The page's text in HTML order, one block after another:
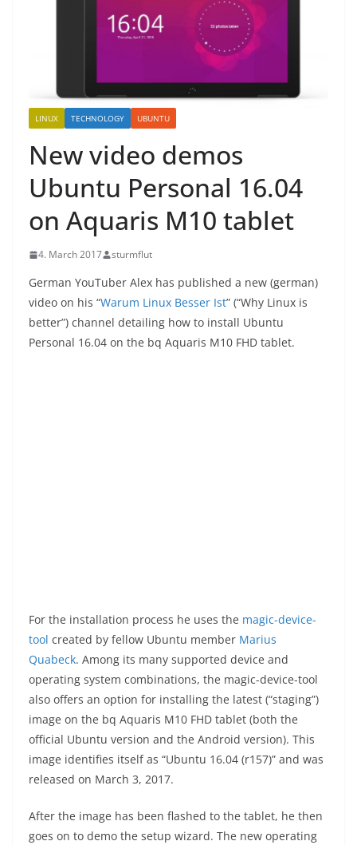
LINUX TECHNOLOGY UBUNTU
New video demos
Ubuntu Personal 16.04
on Aquaris M10 tablet
4. March 2017 sturmflut
German YouTuber Alex has published a new (german)
video on his “Warum Linux Besser Ist” (“Why Linux is
better”) channel detailing how to install Ubuntu
Personal 16.04 on the bq Aquaris M10 FHD tablet.
For the installation process he uses the magic-device-
tool created by fellow Ubuntu member Marius
Quabeck. Among its many supported device and
operating system combinations, the magic-device-tool
also offers an option for installing the latest (“staging”)
image on the bq Aquaris M10 FHD tablet (both the
official Ubuntu version and the Android version). This
image identifies itself as “Ubuntu 16.04 (r157)” and was
released on March 3, 2017.
After the image has been flashed to the tablet, he then
goes on to demo the setup wizard. The new operating